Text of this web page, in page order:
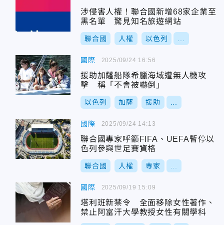
涉侵害人權！聯合國新增68家企業至
黑名單 驚見知名旅遊網站
聯合國 人權 以色列
國際
援助加薩船隊希臘海域遭無人機攻
擊 稱「不會被嚇倒」
以色列 加薩 援助
2025/09/24 16:56
國際
聯合國專家呼籲FIFA、UEFA暫停以
色列參與世足賽資格
聯合國 人權 專家
2025/09/24 14:13
國際
塔利班新禁令 全面移除女性著作、
禁止阿富汗大學教授女性有關學科
2025/09/19 15:09